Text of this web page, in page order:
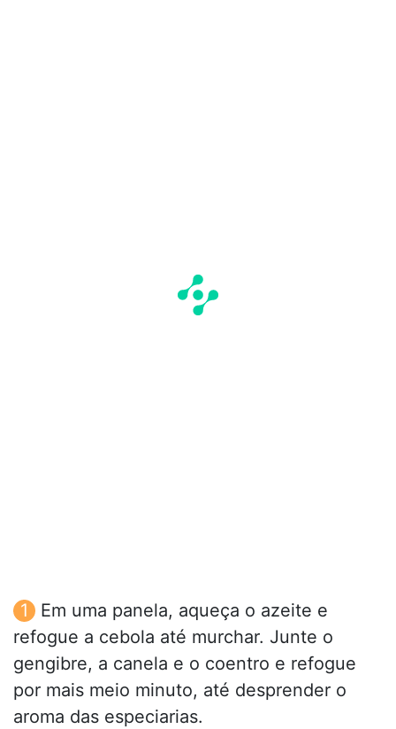
Em uma panela, aqueça o azeite e
refogue a cebola até murchar. Junte o
gengibre, a canela e o coentro e refogue
por mais meio minuto, até desprender o
aroma das especiarias.